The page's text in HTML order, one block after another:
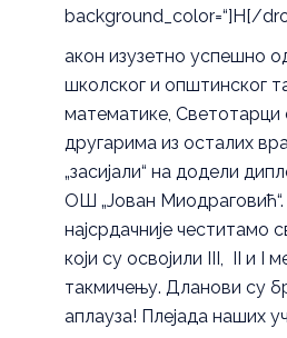
background_color=“]Н[/
акон изузетно успешно
школског и општинског
математике, Светотарци
другарима из осталих
„засијали“ на додели
ОШ „Јован
најсрдачније честитамо
који су освојили III, II и I
такмичењу. Дланови су
аплауза! Плејада наших